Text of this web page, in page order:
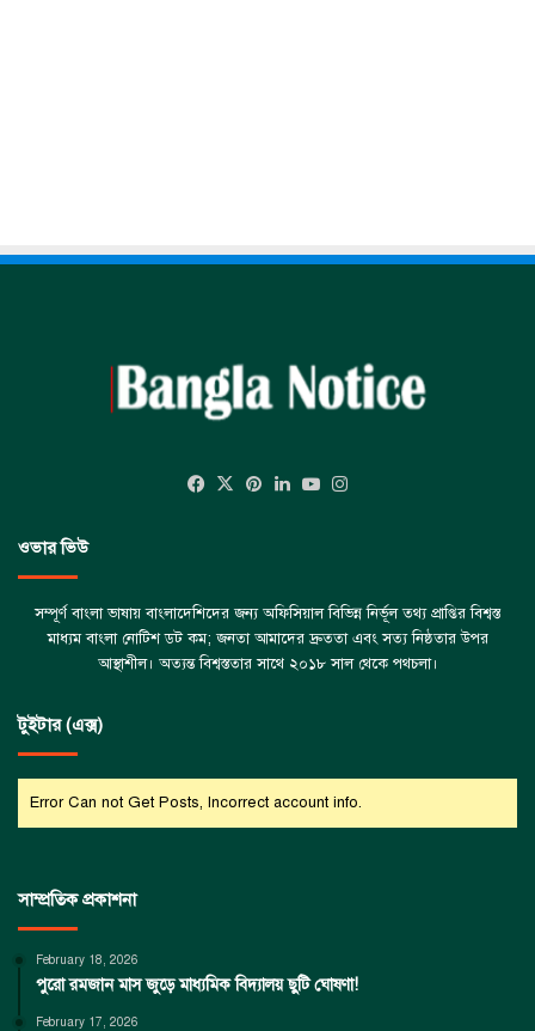
Facebook
X Pinterest
LinkedInYouTube
ওভার ভিউ
সম্পূর্ণ বাংলা ভাষায় বাংলাদেশিদের জন্য অফিসিয়াল বিভিন্ন নির্ভূল তথ্য প্রাপ্তির বিশ্বস্ত
মাধ্যম বাংলা নোটিশ ডট কম; জনতা আমাদের দ্রুততা এবং সত্য নিষ্ঠতার উপর
আস্থাশীল। অত্যন্ত বিশ্বস্ততার সাথে ২০১৮ সাল থেকে পথচলা।
টুইটার (এক্স)
Error Can not Get Posts, Incorrect account info.
সাম্প্রতিক প্রকাশনা
February 18, 2026
পুরো রমজান মাস জুড়ে মাধ্যমিক বিদ্যালয় ছুটি ঘোষণা!
February 17, 2026